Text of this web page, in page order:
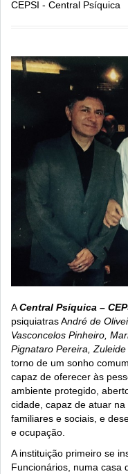
CEPSI - Central Psíquica
ACentral Psíquica –
psiquiatras André de
Vasconcelos Pinheiro,
Pignataro Pereira,
torno de um sonho
capaz de oferecer às
ambiente protegido,
cidade, capaz de atuar
familiares e sociais, e
e ocupação.
A instituição primeiro se
Funcionários, numa casa